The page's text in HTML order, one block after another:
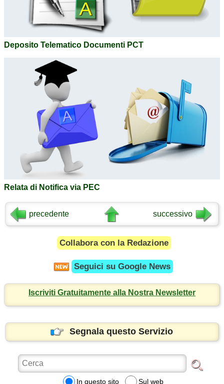
Deposito Telematico Documenti PCT
Relata di Notifica via PEC
precedente successivo
Collabora con la Redazione
Seguici su Google News
Iscriviti Gratuitamente alla Nostra Newsletter
Segnala questo Servizio
In questo sito Sul web